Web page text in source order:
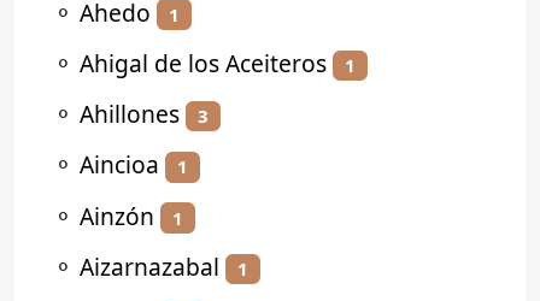
⚬ Ahedo 1
⚬ Ahigal de los Aceiteros 1
⚬ Ahillones 3
⚬ Aincioa 1
⚬ Ainzón 1
⚬ Aizarnazabal 1